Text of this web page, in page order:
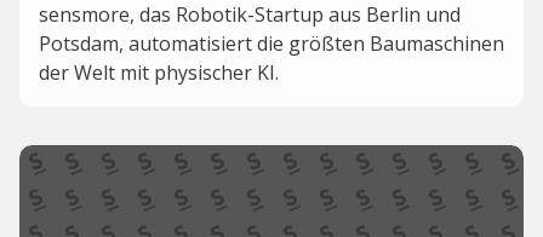
sensmore, das Robotik-Startup aus Berlin und
Potsdam, automatisiert die größten Baumaschinen
der Welt mit physischer KI.